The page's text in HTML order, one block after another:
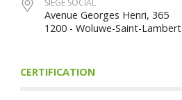
Avenue Georges Henri, 365
1200 - Woluwe-Saint-Lambert
CERTIFICATION